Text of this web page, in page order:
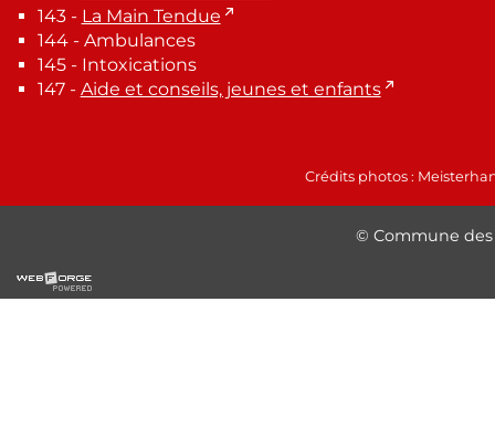
143 - La Main Tendue
144 - Ambulances
145 - Intoxications
147 - Aide et conseils, jeunes et enfants
Crédits photos :
© Commune